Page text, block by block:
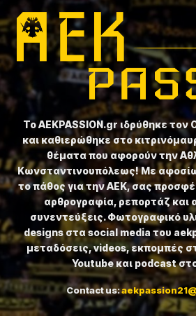
Το ⁦AEKPASSION.gr⁩ ιδρύθηκε τον
και καθιερώθηκε στο
θέματα που αφορούν την
Κωνσταντινουπόλεως! Με
το πάθος για την ΑΕΚ, σας
αρθρογραφία, ρεπορτάζ και
συνεντεύξεις. Φωτογραφικό
designs στα social media του
μεταδόσεις, videos, εκπομπές
Youtube και podcast
Contact us: